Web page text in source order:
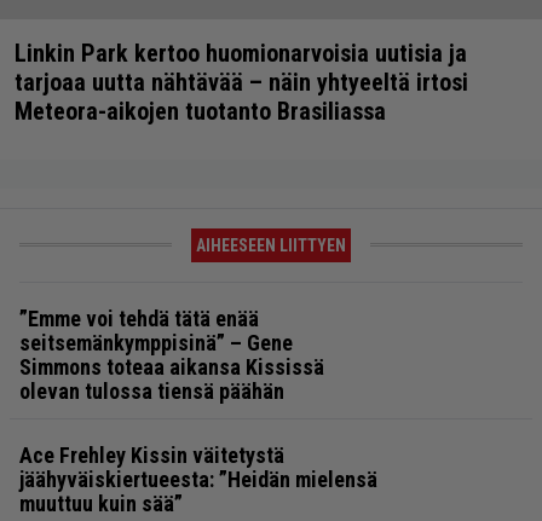
Linkin Park kertoo huomionarvoisia uutisia ja
tarjoaa uutta nähtävää – näin yhtyeeltä irtosi
Meteora-aikojen tuotanto Brasiliassa
AIHEESEEN LIITTYEN
”Emme voi tehdä tätä enää
seitsemänkymppisinä” – Gene
Simmons toteaa aikansa Kississä
olevan tulossa tiensä päähän
Ace Frehley Kissin väitetystä
jäähyväiskiertueesta: ”Heidän mielensä
muuttuu kuin sää”